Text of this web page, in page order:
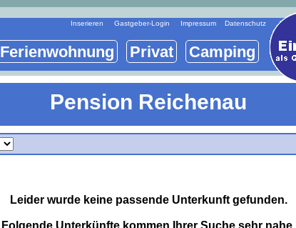
Ferienwohnung Privat Camping
Pension Reichenau
Leider wurde keine passende Unterkunft gefunden.
Folgende Unterkünfte kommen Ihrer Suche sehr nahe.
Inserieren Gastgeber-Login Impressum Datenschutz